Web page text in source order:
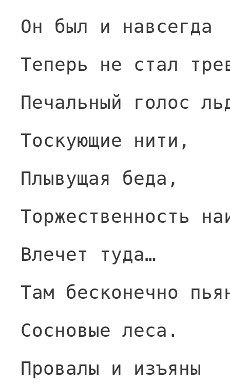
Он был и навсегда
Теперь не стал
Печальный голос
Тоскующие нити,
Плывущая беда,
Торжественность
Влечет туда…
Там бесконечно
Сосновые леса.
Провалы и изъяны